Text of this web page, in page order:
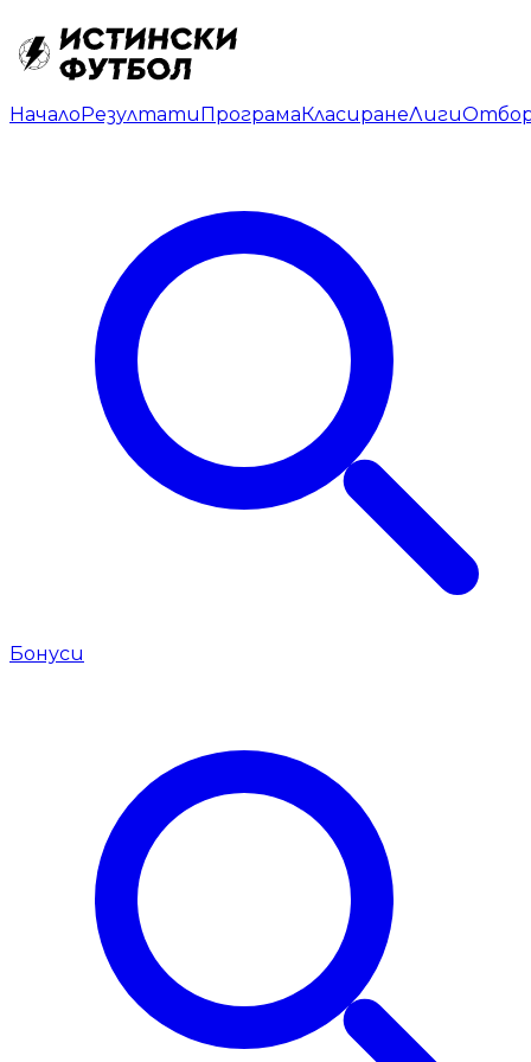
НачалоРезултатиПрограмаКласиранеЛиги
Бонуси